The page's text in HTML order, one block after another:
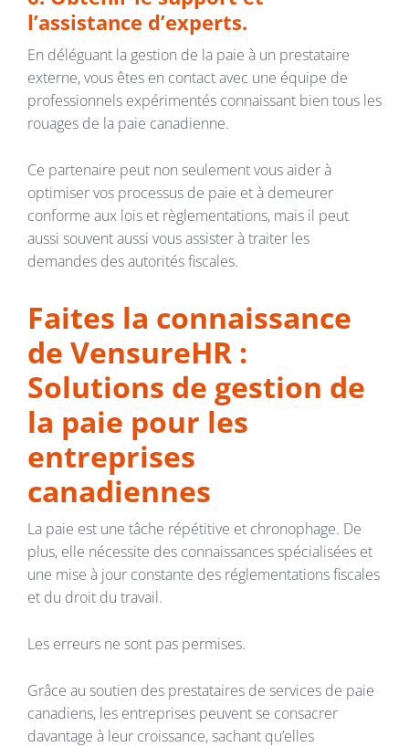
l’assistance d’experts.
En déléguant la gestion de la paie à un prestataire
externe, vous êtes en contact avec une équipe de
professionnels expérimentés connaissant bien tous les
rouages de la paie canadienne.
Ce partenaire peut non seulement vous aider à
optimiser vos processus de paie et à demeurer
conforme aux lois et règlementations, mais il peut
aussi souvent aussi vous assister à traiter les
demandes des autorités fiscales.
Faites la connaissance
de VensureHR :
Solutions de gestion de
la paie pour les
entreprises
canadiennes
La paie est une tâche répétitive et chronophage. De
plus, elle nécessite des connaissances spécialisées et
une mise à jour constante des réglementations fiscales
et du droit du travail.
Les erreurs ne sont pas permises.
Grâce au soutien des prestataires de services de paie
canadiens, les entreprises peuvent se consacrer
davantage à leur croissance, sachant qu’elles